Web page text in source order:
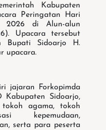
Kabupaten
Peringatan Hari
2026 di Alun-alun
Upacara tersebut
Bupati Sidoarjo H.
upacara.
jajaran Forkopimda
Kabupaten Sidoarjo,
tokoh agama, tokoh
kepemudaan,
serta para peserta